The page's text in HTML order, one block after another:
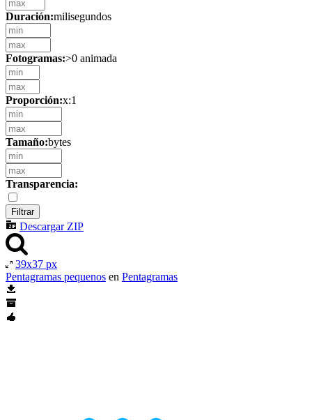
Duración:milisegundos
Fotogramas:>0 animada
Proporción:x:1
Tamaño:bytes
Transparencia:
Descargar ZIP
39x37 px
Pentagramas pequenos en Pentagramas